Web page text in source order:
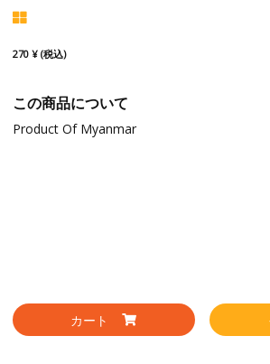
270 ¥ (税込)
この商品について
Product Of Myanmar
カート